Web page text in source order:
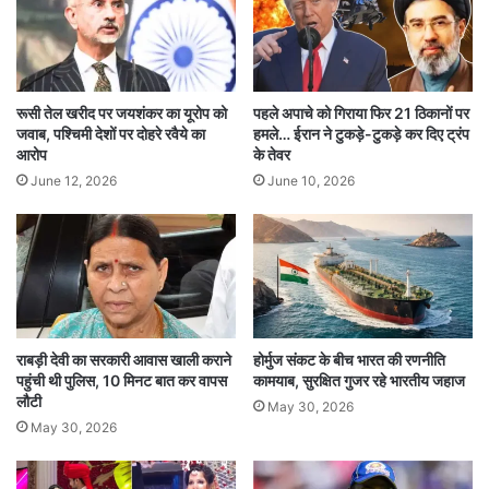
लोगों के हाथों में है, जिनका स्वतंत्रता संग्राम से कोई लेना-
देना नहीं था, और राज्य उन लोगों के हाथों में है, जिनका
संयुक्त महाराष्ट्र आंदोलन से कोई संबंध नहीं था। यह
दुर्भाग्यपूर्ण है।”
शिंदे ने भी किया पलटवार
इससे पहले, एकनाथ शिंदे ने महाकुंभ में शामिल न होने को
लेकर उद्धव ठाकरे पर तंज कसा था। उन्होंने कहा था, “जो
खुद को हिंदू कहते हैं, उन्हें महाकुंभ जैसे पवित्र आयोजन में
जरूर आना चाहिए था। जो नहीं आए, उनसे पूछा जाना
चाहिए कि वे क्यों नहीं आए।”शिंदे ने आगे कहा, “बालासाहेब
ठाकरे ने गर्व से ‘हम हिंदू हैं’ का नारा दिया था। लेकिन अब
कुछ लोग खुद को हिंदू कहलाने से भी डरते हैं और सिर्फ
रूसी तेल खरीद पर जयशंकर का यूरोप को
जवाब, पश्चिमी देशों पर दोहरे रवैये का
आरोप
June 12, 2026
पहले अपाचे को गिराया फिर 21 ठिकानों पर
हमले… ईरान ने टुकड़े-टुकड़े कर दिए ट्रंप
के तेवर
June 10, 2026
राबड़ी देवी का सरकारी आवास खाली कराने
पहुंची थी पुलिस, 10 मिनट बात कर वापस
लौटी
May 30, 2026
होर्मुज संकट के बीच भारत की रणनीति
कामयाब, सुरक्षित गुजर रहे भारतीय जहाज
May 30, 2026